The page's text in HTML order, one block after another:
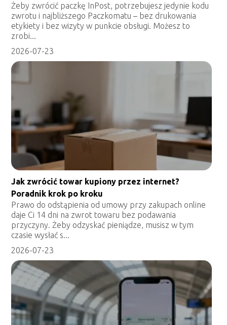
Żeby zwrócić paczkę InPost, potrzebujesz jedynie kodu
zwrotu i najbliższego Paczkomatu – bez drukowania
etykiety i bez wizyty w punkcie obsługi. Możesz to
zrobi...
2026-07-23
Jak zwrócić towar kupiony przez internet?
Poradnik krok po kroku
Prawo do odstąpienia od umowy przy zakupach online
daje Ci 14 dni na zwrot towaru bez podawania
przyczyny. Żeby odzyskać pieniądze, musisz w tym
czasie wysłać s...
2026-07-23